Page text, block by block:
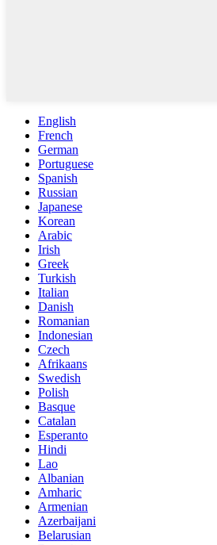
English
French
German
Portuguese
Spanish
Russian
Japanese
Korean
Arabic
Irish
Greek
Turkish
Italian
Danish
Romanian
Indonesian
Czech
Afrikaans
Swedish
Polish
Basque
Catalan
Esperanto
Hindi
Lao
Albanian
Amharic
Armenian
Azerbaijani
Belarusian